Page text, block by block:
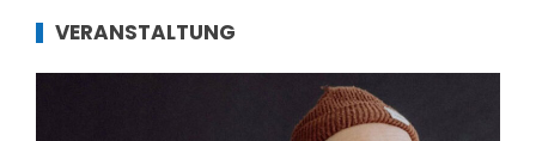
VERANSTALTUNG